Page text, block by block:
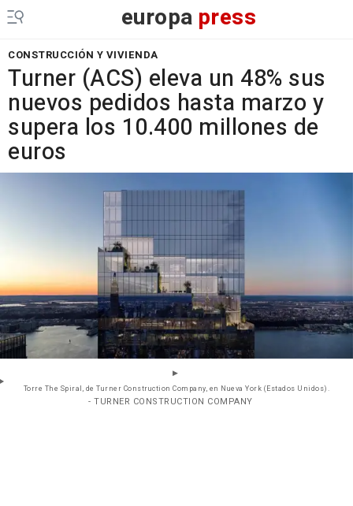
europa press
CONSTRUCCIÓN Y VIVIENDA
Turner (ACS) eleva un 48% sus
nuevos pedidos hasta marzo y
supera los 10.400 millones de
euros
Torre The Spiral, de Turner Construction Company, en Nueva York (Estados Unidos).
- TURNER CONSTRUCTION COMPANY